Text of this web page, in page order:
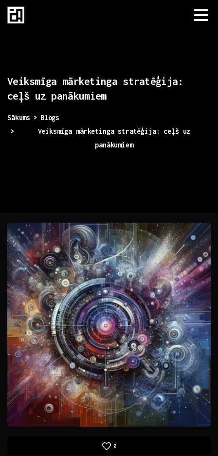
Veiksmīga mārketinga stratēģija:
ceļš uz panākumiem
Sākums
Blogs
Veiksmīga mārketinga stratēģija: ceļš uz
panākumiem
0